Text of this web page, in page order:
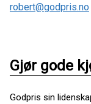
robert@godpris.no
Gjør gode
Godpris sin